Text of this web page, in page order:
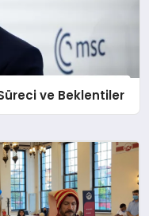
ve Beklentiler